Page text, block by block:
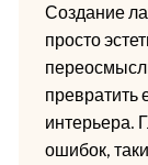
Создание
просто
превратить
интерьера.
ошибок,